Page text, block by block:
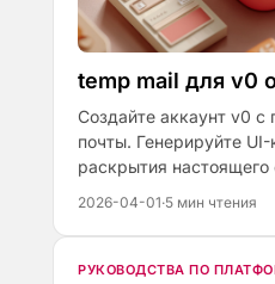
temp mail для v0
Создайте аккаунт v0
почты. Генерируйте
раскрытия настоящего
2026-04-01·5 мин чтения
РУКОВОДСТВА ПО